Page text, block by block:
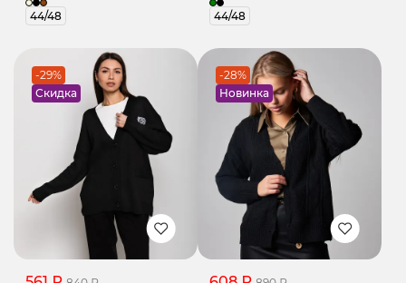
44/48
44/48
-29%
Скидка
-28%
Новинка